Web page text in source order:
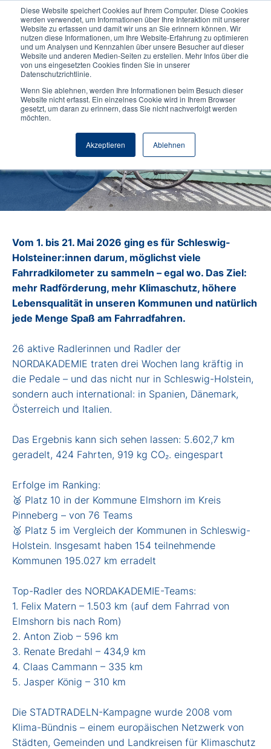
Diese Website speichert Cookies auf Ihrem Computer. Diese Cookies
werden verwendet, um Informationen über Ihre Interaktion mit unserer
Website zu erfassen und damit wir uns an Sie erinnern können. Wir
nutzen diese Informationen, um Ihre Website-Erfahrung zu optimieren
und um Analysen und Kennzahlen über unsere Besucher auf dieser
Website und anderen Medien-Seiten zu erstellen. Mehr Infos über die
von uns eingesetzten Cookies finden Sie in unserer
Datenschutzrichtlinie.
Wenn Sie ablehnen, werden Ihre Informationen beim Besuch dieser
Website nicht erfasst. Ein einzelnes Cookie wird in Ihrem Browser
gesetzt, um daran zu erinnern, dass Sie nicht nachverfolgt werden
möchten.
Akzeptieren Ablehnen
11.06.2026 Hochschule
NORDAKADEMIE erradelt über
5.600 Kilometer beim
STADTRADELN 2026
Vom 1. bis 21. Mai 2026 ging es für Schleswig-
Holsteiner:innen darum, möglichst viele
Fahrradkilometer zu sammeln – egal wo. Das Ziel:
mehr Radförderung, mehr Klimaschutz, höhere
Lebensqualität in unseren Kommunen und natürlich
jede Menge Spaß am Fahrradfahren.
26 aktive Radlerinnen und Radler der
NORDAKADEMIE traten drei Wochen lang kräftig in
die Pedale – und das nicht nur in Schleswig-Holstein,
sondern auch international: in Spanien, Dänemark,
Österreich und Italien.
Das Ergebnis kann sich sehen lassen: 5.602,7 km
geradelt, 424 Fahrten, 919 kg CO₂. eingespart
Erfolge im Ranking:
🥈 Platz 10 in der Kommune Elmshorn im Kreis
Pinneberg – von 76 Teams
🥈 Platz 5 im Vergleich der Kommunen in Schleswig-
Holstein. Insgesamt haben 154 teilnehmende
Kommunen 195.027 km erradelt
Top-Radler des NORDAKADEMIE-Teams:
1. Felix Matern – 1.503 km (auf dem Fahrrad von
Elmshorn bis nach Rom)
2. Anton Ziob – 596 km
3. Renate Bredahl – 434,9 km
4. Claas Cammann – 335 km
5. Jasper König – 310 km
Die STADTRADELN-Kampagne wurde 2008 vom
Klima-Bündnis – einem europäischen Netzwerk von
Städten, Gemeinden und Landkreisen für Klimaschutz